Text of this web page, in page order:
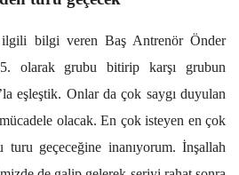
ilgili bilgi veren Baş Antrenör Önder
olarak grubu bitirip karşı grubun
eşleştik. Onlar da çok saygı duyulan
olacak. En çok isteyen en çok
turu geçeceğine inanıyorum. İnşallah